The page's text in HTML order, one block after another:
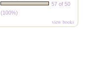
57 of 50
(100%)
view books